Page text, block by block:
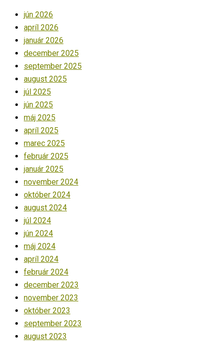
jún 2026
apríl 2026
január 2026
december 2025
september 2025
august 2025
júl 2025
jún 2025
máj 2025
apríl 2025
marec 2025
február 2025
január 2025
november 2024
október 2024
august 2024
júl 2024
jún 2024
máj 2024
apríl 2024
február 2024
december 2023
november 2023
október 2023
september 2023
august 2023